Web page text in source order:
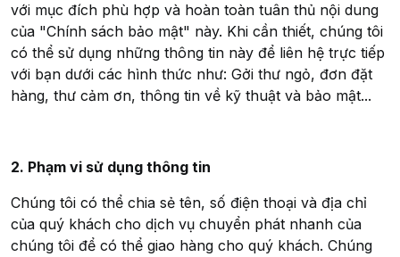
với mục đích phù hợp và hoàn toàn tuân thủ nội dung
của "Chính sách bảo mật" này. Khi cần thiết, chúng tôi
có thể sử dụng những thông tin này để liên hệ trực tiếp
với bạn dưới các hình thức như: Gởi thư ngỏ, đơn đặt
hàng, thư cảm ơn, thông tin về kỹ thuật và bảo mật...
2. Phạm vi sử dụng thông tin
Chúng tôi có thể chia sẻ tên, số điện thoại và địa chỉ
của quý khách cho dịch vụ chuyển phát nhanh của
chúng tôi để có thể giao hàng cho quý khách. Chúng